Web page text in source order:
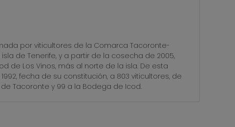
por viticultores de la Comarca Tacoronte-
de Tenerife, y a partir de la cosecha de 2005,
de Los Vinos, más al norte de la isla. De esta
fecha de su constitución, a 803 viticultores, de
Tacoronte y 99 a la Bodega de Icod.